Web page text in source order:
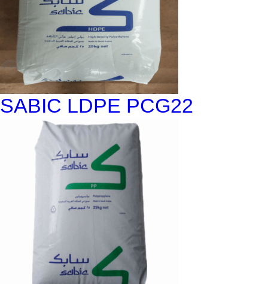
SABIC LDPE PCG22